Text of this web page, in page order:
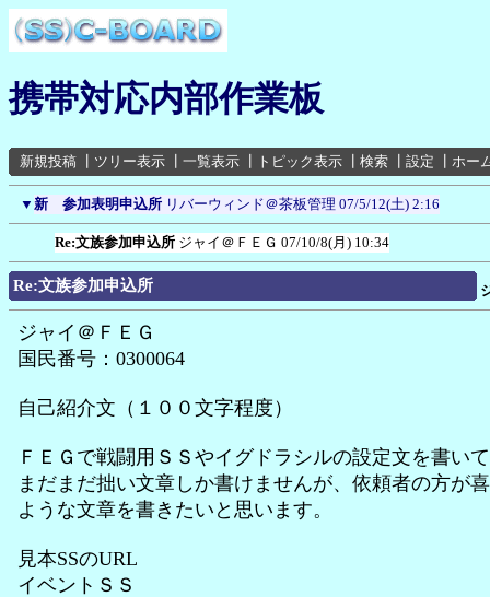
携帯対応内部作業板
新規投稿 ツリー表示 一覧表示 トピック表示 検索 設定 ホー
▼ 新 参加表明申込所 リバーウィンド＠茶板管理 07/5/12(土) 2:16
Re:文族参加申込所 ジャイ＠ＦＥＧ 07/10/8(月) 10:34
Re:文族参加申込所
ジャイ＠ＦＥＧ
国民番号：0300064
自己紹介文（１００文字程度）
ＦＥＧで戦闘用ＳＳやイグドラシルの設定文を書い
まだまだ拙い文章しか書けませんが、依頼者の方が
ような文章を書きたいと思います。
見本SSのURL
イベントＳＳ